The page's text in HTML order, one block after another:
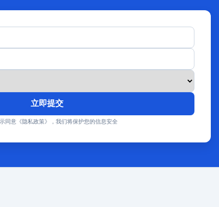
立即提交
同意《隐私政策》，我们将保护您的信息安全